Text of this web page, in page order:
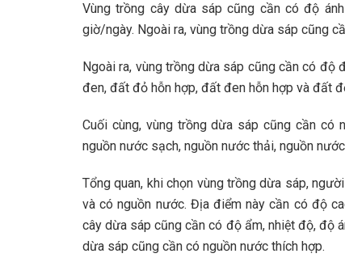
Vùng trồng cây dừa sáp cũng cần có độ
giờ/ngày. Ngoài ra, vùng trồng dừa sáp cũng
Ngoài ra, vùng trồng dừa sáp cũng cần có
đen, đất đỏ hỗn hợp, đất đen hỗn hợp và đất
Cuối cùng, vùng trồng dừa sáp cũng cần có
nguồn nước sạch, nguồn nước thải, nguồn
Tổng quan, khi chọn vùng trồng dừa sáp,
và có nguồn nước. Địa điểm này cần có độ
cây dừa sáp cũng cần có độ ẩm, nhiệt độ, độ
dừa sáp cũng cần có nguồn nước thích hợp.